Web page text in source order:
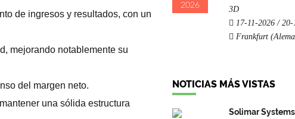
de ingresos y resultados, con un
mejorando notablemente su
del margen neto.
una sólida estructura
2026
3D
17-11-2026 / 20-
Frankfurt
NOTICIAS MÁS VISTAS
Solimar